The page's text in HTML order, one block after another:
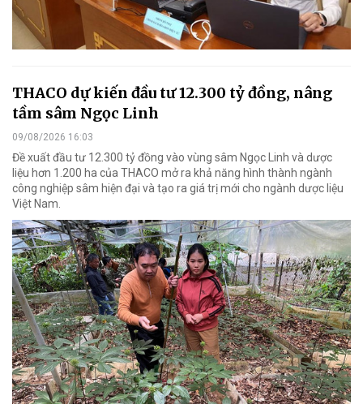
THACO dự kiến đầu tư 12.300 tỷ đồng, nâng
tầm sâm Ngọc Linh
09/08/2026 16:03
Đề xuất đầu tư 12.300 tỷ đồng vào vùng sâm Ngọc Linh và dược
liệu hơn 1.200 ha của THACO mở ra khả năng hình thành ngành
công nghiệp sâm hiện đại và tạo ra giá trị mới cho ngành dược liệu
Việt Nam.